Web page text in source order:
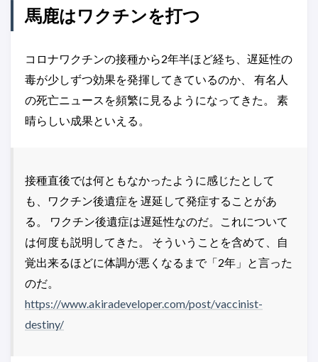
馬鹿はワクチンを打つ
コロナワクチンの接種から2年半ほど経ち、遅延性の
毒が少しずつ効果を発揮してきているのか、 有名人
の死亡ニュースを頻繁に見るようになってきた。 素
晴らしい成果といえる。
接種直後では何ともなかったように感じたとして
も、ワクチン後遺症を 遅延して発症することがあ
る。 ワクチン後遺症は遅延性なのだ。これについて
は何度も説明してきた。 そういうことを含めて、自
覚出来るほどに体調が悪くなるまで「2年」と言った
のだ。
https://www.akiradeveloper.com/post/vaccinist-
destiny/